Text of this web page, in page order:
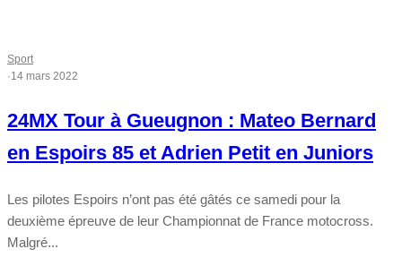
Sport
·14 mars 2022
24MX Tour à Gueugnon : Mateo Bernard
en Espoirs 85 et Adrien Petit en Juniors
Les pilotes Espoirs n’ont pas été gâtés ce samedi pour la
deuxième épreuve de leur Championnat de France motocross.
Malgré...